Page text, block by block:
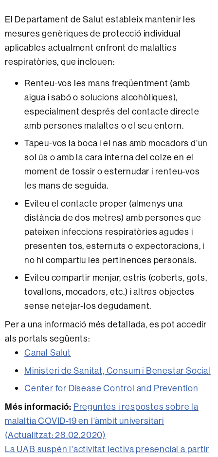
El Departament de Salut estableix mantenir les
mesures genèriques de protecció individual
aplicables actualment enfront de malalties
respiratòries, que inclouen:
Renteu-vos les mans freqüentment (amb
aigua i sabó o solucions alcohòliques),
especialment després del contacte directe
amb persones malaltes o el seu entorn.
Tapeu-vos la boca i el nas amb mocadors d’un
sol ús o amb la cara interna del colze en el
moment de tossir o esternudar i renteu-vos
les mans de seguida.
Eviteu el contacte proper (almenys una
distància de dos metres) amb persones que
pateixen infeccions respiratòries agudes i
presenten tos, esternuts o expectoracions, i
no hi compartiu les pertinences personals.
Eviteu compartir menjar, estris (coberts, gots,
tovallons, mocadors, etc.) i altres objectes
sense netejar-los degudament.
Per a una informació més detallada, es pot accedir
als portals següents:
Canal Salut
Ministeri de Sanitat, Consum i Benestar Social
Center for Disease Control and Prevention
Més informació: Preguntes i respostes sobre la
malaltia COVID-19 en l'àmbit universitari
(Actualitzat: 28.02.2020)
La UAB suspèn l'activitat lectiva presencial a partir